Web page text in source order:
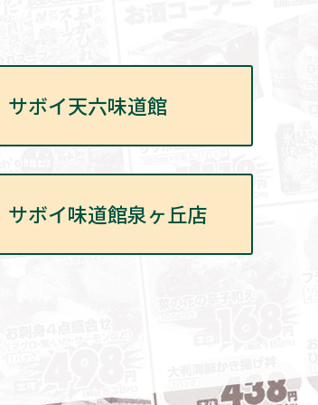
サボイ天六味道館
サボイ味道館泉ヶ丘店